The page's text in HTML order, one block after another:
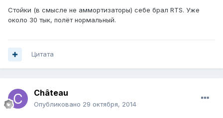
Стойки (в смысле не аммортизаторы) себе брал RTS. Уже
около 30 тык, полёт нормальный.
Цитата
Château
Опубликовано 29 октября, 2014